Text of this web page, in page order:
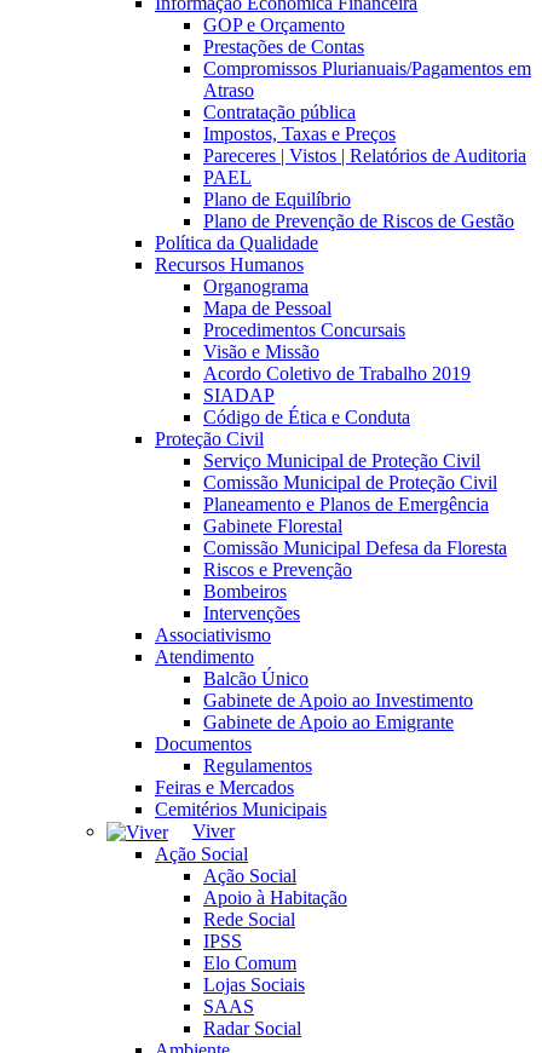
GOP e Orçamento
Prestações de Contas
Compromissos Plurianuais/Pagamentos em
Atraso
Contratação pública
Impostos, Taxas e Preços
Pareceres | Vistos | Relatórios de Auditoria
PAEL
Plano de Equilíbrio
Plano de Prevenção de Riscos de Gestão
Política da Qualidade
Recursos Humanos
Organograma
Mapa de Pessoal
Procedimentos Concursais
Visão e Missão
Acordo Coletivo de Trabalho 2019
SIADAP
Código de Ética e Conduta
Proteção Civil
Serviço Municipal de Proteção Civil
Comissão Municipal de Proteção Civil
Planeamento e Planos de Emergência
Gabinete Florestal
Comissão Municipal Defesa da Floresta
Riscos e Prevenção
Bombeiros
Intervenções
Associativismo
Atendimento
Balcão Único
Gabinete de Apoio ao Investimento
Gabinete de Apoio ao Emigrante
Documentos
Regulamentos
Feiras e Mercados
Cemitérios Municipais
Viver
Ação Social
Ação Social
Apoio à Habitação
Rede Social
IPSS
Elo Comum
Lojas Sociais
SAAS
Radar Social